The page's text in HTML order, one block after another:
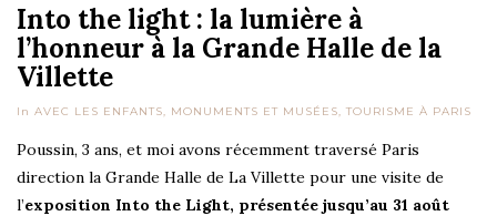
Into the light : la lumière à
l’honneur à la Grande Halle de la
Villette
In AVEC LES ENFANTS, MONUMENTS ET MUSÉES, TOURISME À PARIS
Poussin, 3 ans, et moi avons récemment traversé Paris
direction la Grande Halle de La Villette pour une visite de
l’exposition Into the Light, présentée jusqu’au 31 août